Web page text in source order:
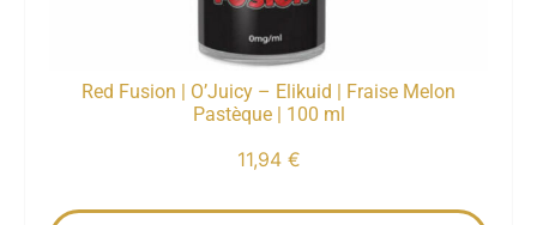
Red Fusion | O’Juicy – Elikuid | Fraise Melon
Pastèque | 100 ml
11,94 €